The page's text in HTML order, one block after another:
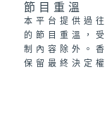
節目重溫
本平台提供過
的節目重溫，
制內容除外。香
保留最終決定權